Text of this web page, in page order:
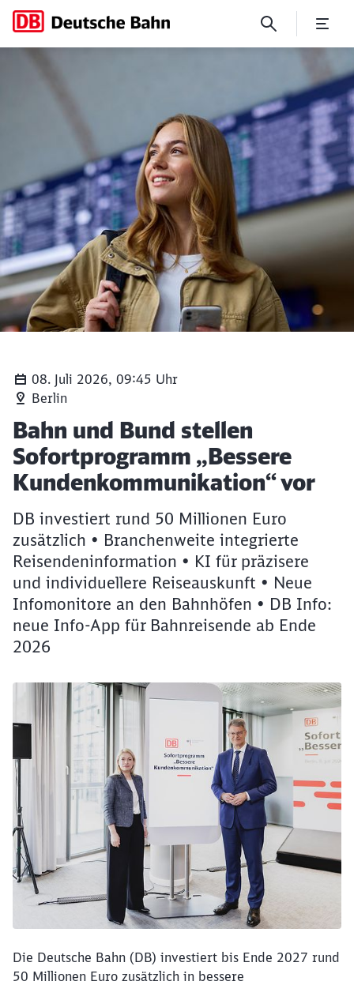
Bahn und Bund stellen
08. Juli 2026, 09:45 Uhr
Berlin
Artikel:
Bahn und Bund stellen
Sofortprogramm „Bessere
Kundenkommunikation“ vor
DB investiert rund 50 Millionen Euro
zusätzlich • Branchenweite integrierte
Reisendeninformation • KI für präzisere
und individuellere Reiseauskunft • Neue
Infomonitore an den Bahnhöfen • DB Info:
neue Info-App für Bahnreisende ab Ende
2026
Die Deutsche Bahn (DB) investiert bis Ende 2027 rund
50 Millionen Euro zusätzlich in bessere